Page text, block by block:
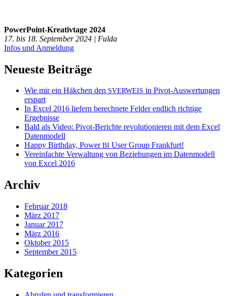
PowerPoint-Kreativtage 2024
17. bis 18. September 2024 | Fulda
Infos und Anmeldung
Neueste Beiträge
Wie mir ein Häkchen den SVERWEIS in Pivot-Auswertungen
erspart
In Excel 2016 liefern berechnete Felder endlich richtige
Ergebnisse
Bald als Video: Pivot-Berichte revolutionieren mit dem Excel
Datenmodell
Happy Birthday, PowerBI User Group Frankfurt!
Vereinfachte Verwaltung von Beziehungen im Datenmodell
von Excel 2016
Archiv
Februar 2018
März 2017
Januar 2017
März 2016
Oktober 2015
September 2015
Kategorien